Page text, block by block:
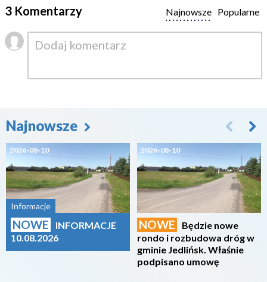
3 Komentarzy Popularne
Najnowsze
Najnowsze
2026-08-10
Informacje
NOWE
INFORMACJE
10.08.2026
2026-08-10
NOWE
Będzie nowe
rondo i rozbudowa dróg w
gminie Jedlińsk. Właśnie
podpisano umowę